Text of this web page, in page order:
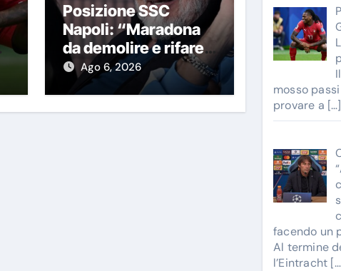
Posizione SSC
Napoli: “Maradona
da demolire e rifare!
Stadio nuovo in ex
area Q8”
Ago 6, 2026
mosso
provare a […]
facendo un
Al termine
l’Eintracht